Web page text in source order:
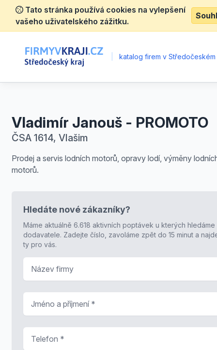
Tato stránka používá cookies na vylepšení
vašeho uživatelského zážitku.
katalog firem v Středočeském
Vladimír Janouš - PROMOTO
ČSA 1614, Vlašim
Prodej a servis lodních motorů, opravy lodí, výměny
motorů.
Hledáte nové zákazníky?
Máme aktuálně 6.618 aktivních poptávek u kterých hledáme
dodavatele. Zadejte číslo, zavoláme zpět do 15 minut a
ty pro vás.